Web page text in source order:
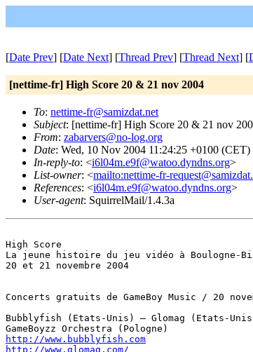
[Date Prev] [Date Next] [Thread Prev] [Thread Next] [
[nettime-fr] High Score 20 & 21 nov 2004
To: nettime-fr@samizdat.net
Subject: [nettime-fr] High Score 20 & 21 nov
From: zabarvers@no-log.org
Date: Wed, 10 Nov 2004 11:24:25 +0100 (CET)
In-reply-to: <i6l04m.e9f@watoo.dyndns.org>
List-owner: <mailto:nettime-fr-
References: <i6l04m.e9f@watoo.dyndns.org>
User-agent: SquirrelMail/1.4.3a
High Score
La jeune histoire du jeu vidéo à Boulogne-
20 et 21 novembre 2004
Concerts gratuits de GameBoy Music / 20
Bubblyfish (Etats-Unis) – Glomag (Etats-
http://www.bubblyfish.com
http://www.glomag.com/